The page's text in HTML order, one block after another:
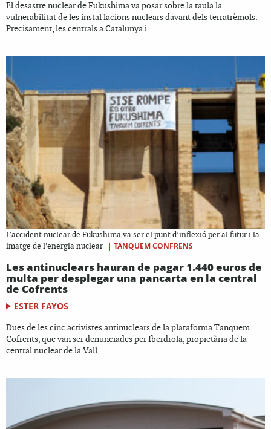
El desastre nuclear de Fukushima va posar sobre la taula la
vulnerabilitat de les instal·lacions nuclears davant dels terratrèmols.
Precisament, les centrals a Catalunya i...
L’accident nuclear de Fukushima va ser el punt d’inflexió per al futur i la
imatge de l’energia nuclear
| TANQUEM CONFRENS
Les antinuclears hauran de pagar 1.440 euros de
multa per desplegar una pancarta en la central
de Cofrents
ESTER FAYOS
Dues de les cinc activistes antinuclears de la plataforma Tanquem
Cofrents, que van ser denunciades per Iberdrola, propietària de la
central nuclear de la Vall...